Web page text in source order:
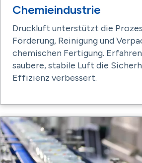
Chemieindustrie
Druckluft unterstützt die
Förderung, Reinigung und
chemischen Fertigung.
saubere, stabile Luft die
Effizienz verbessert.